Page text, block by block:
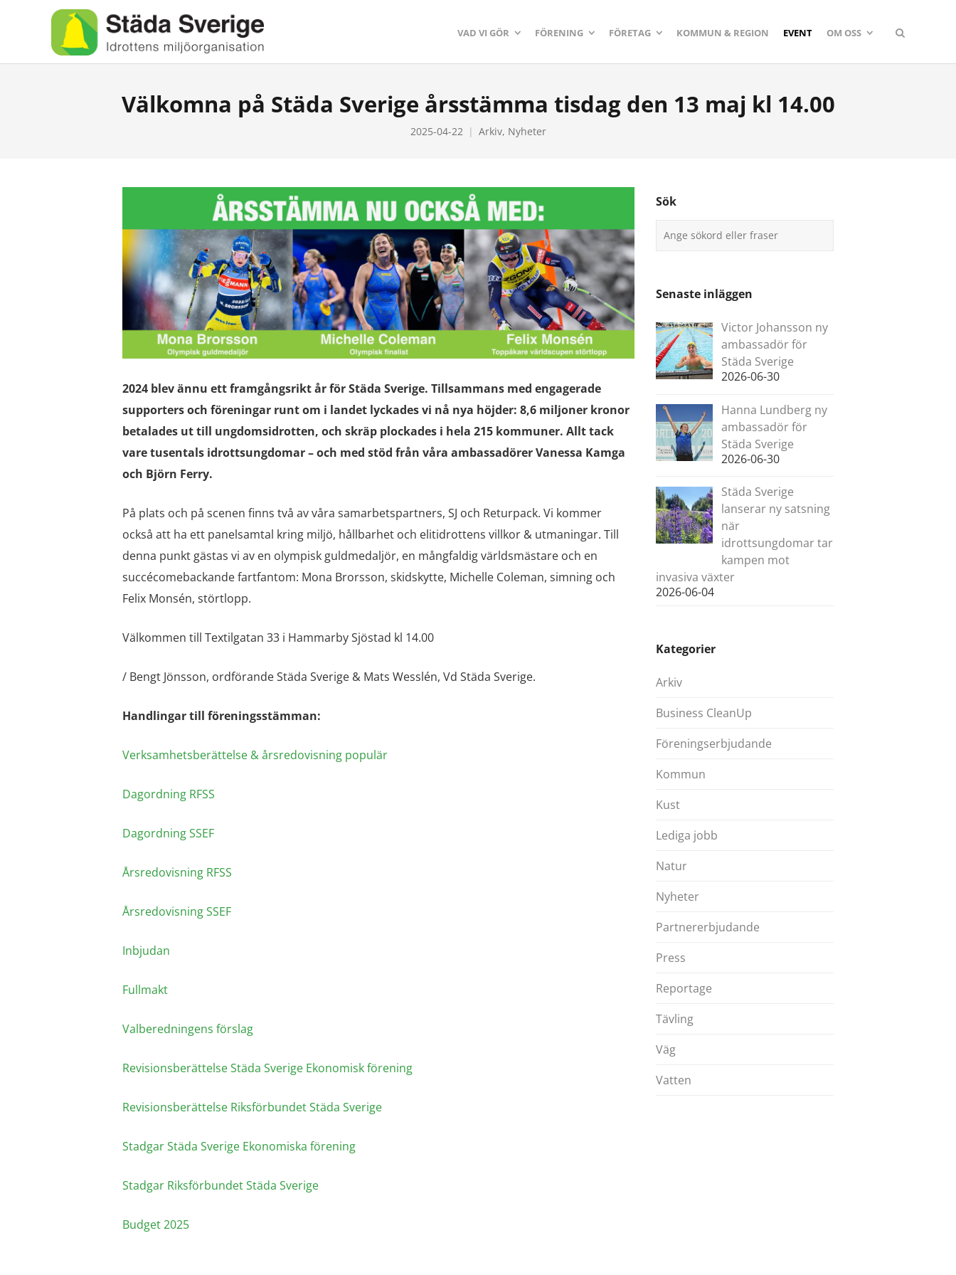
VAD VI GÖR FÖRENING FÖRETAG KOMMUN & REGION EVENT OM OSS
Välkomna på Städa Sverige årsstämma tisdag den 13 maj kl 14.00
2025-04-22 Arkiv, Nyheter
2024 blev ännu ett framgångsrikt år för Städa Sverige. Tillsammans med engagerade
supporters och föreningar runt om i landet lyckades vi nå nya höjder: 8,6 miljoner kronor
betalades ut till ungdomsidrotten, och skräp plockades i hela 215 kommuner. Allt tack
vare tusentals idrottsungdomar – och med stöd från våra ambassadörer Vanessa Kamga
och Björn Ferry.
På plats och på scenen finns två av våra samarbetspartners, SJ och Returpack. Vi kommer
också att ha ett panelsamtal kring miljö, hållbarhet och elitidrottens villkor & utmaningar. Till
denna punkt gästas vi av en olympisk guldmedaljör, en mångfaldig världsmästare och en
succécomebackande fartfantom: Mona Brorsson, skidskytte, Michelle Coleman, simning och
Felix Monsén, störtlopp.
Välkommen till Textilgatan 33 i Hammarby Sjöstad kl 14.00
/ Bengt Jönsson, ordförande Städa Sverige & Mats Wesslén, Vd Städa Sverige.
Handlingar till föreningsstämman:
Verksamhetsberättelse & årsredovisning populär
Dagordning RFSS
Dagordning SSEF
Årsredovisning RFSS
Årsredovisning SSEF
Inbjudan
Fullmakt
Valberedningens förslag
Revisionsberättelse Städa Sverige Ekonomisk förening
Revisionsberättelse Riksförbundet Städa Sverige
Stadgar Städa Sverige Ekonomiska förening
Stadgar Riksförbundet Städa Sverige
Budget 2025
Sök
Senaste inläggen
Victor Johansson ny
ambassadör för
Städa Sverige
2026-06-30
Hanna Lundberg ny
ambassadör för
Städa Sverige
2026-06-30
Städa Sverige
lanserar ny satsning
när
idrottsungdomar tar
kampen mot
invasiva växter
2026-06-04
Kategorier
Arkiv
Business CleanUp
Föreningserbjudande
Kommun
Kust
Lediga jobb
Natur
Nyheter
Partnererbjudande
Press
Reportage
Tävling
Väg
Vatten